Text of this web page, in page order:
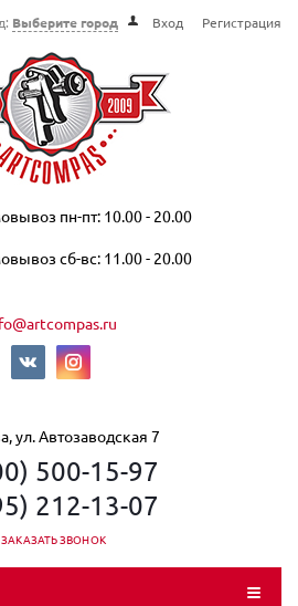
Выберите город Вход Регистрация
пн-пт: 10.00 - 20.00
сб-вс: 11.00 - 20.00
ул. Автозаводская 7
500-15-97
212-13-07
ЗАКАЗАТЬ ЗВОНОК